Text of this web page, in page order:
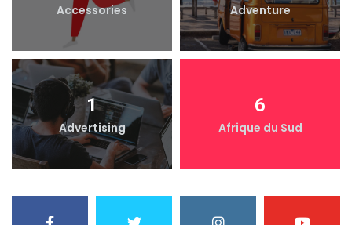
Accessories Adventure
1
Advertising
6
Afrique du Sud